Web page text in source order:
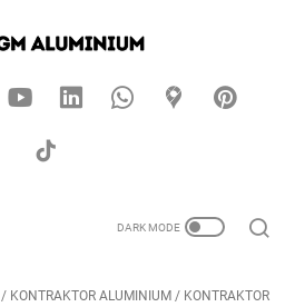
/ KONTRAKTOR ALUMINIUM / KONTRAKTOR